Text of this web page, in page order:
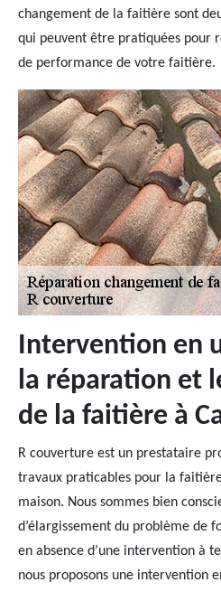
changement de la faitière sont
qui peuvent être pratiquées pour
de performance de votre faitière.
Intervention en
la réparation et
de la faitière à
R couverture est un prestataire
travaux praticables pour la
maison. Nous sommes bien
d’élargissement du problème de
en absence d’une intervention à
nous proposons une intervention